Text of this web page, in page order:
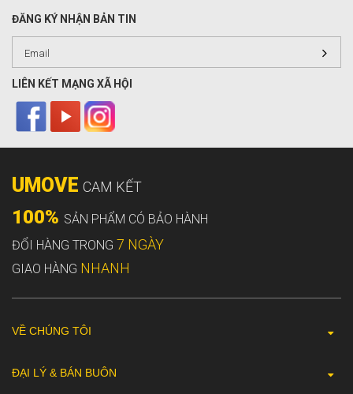
ĐĂNG KÝ NHẬN BẢN TIN
LIÊN KẾT MẠNG XÃ HỘI
UMOVE CAM KẾT
100% SẢN PHẨM CÓ BẢO HÀNH
ĐỔI HÀNG TRONG 7 NGÀY
GIAO HÀNG NHANH
VỀ CHÚNG TÔI
ĐẠI LÝ & BÁN BUÔN